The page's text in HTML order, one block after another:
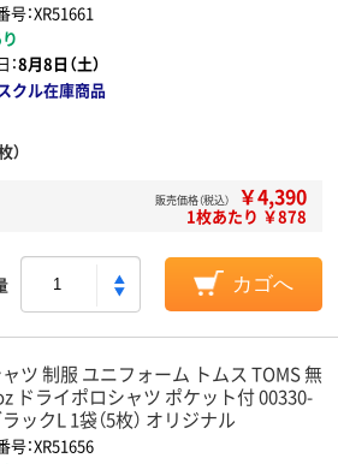
号：XR51661
8月8日（土）
クル在庫商品
）
販売価格（税込） ￥4,390
1枚あたり ￥878
カゴへ
ツ 制服 ユニフォーム トムス TOMS 無
ドライポロシャツ ポケット付 00330-
ックL 1袋（5枚） オリジナル
号：XR51656